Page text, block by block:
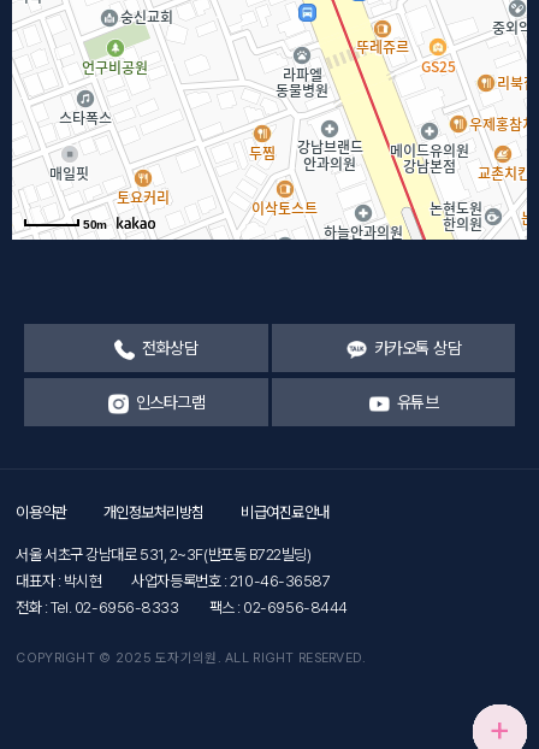
50m
전화상담 카카오톡 상담
인스타그램 유튜브
이용약관 개인정보처리방침 비급여진료안내
서울 서초구 강남대로 531, 2~3F(반포동 B722빌딩)
대표자 : 박시현
사업자등록번호 : 210-46-36587
전화 : Tel. 02-6956-8333
팩스 : 02-6956-8444
COPYRIGHT © 2025 도자기의원. ALL RIGHT RESERVED.
+